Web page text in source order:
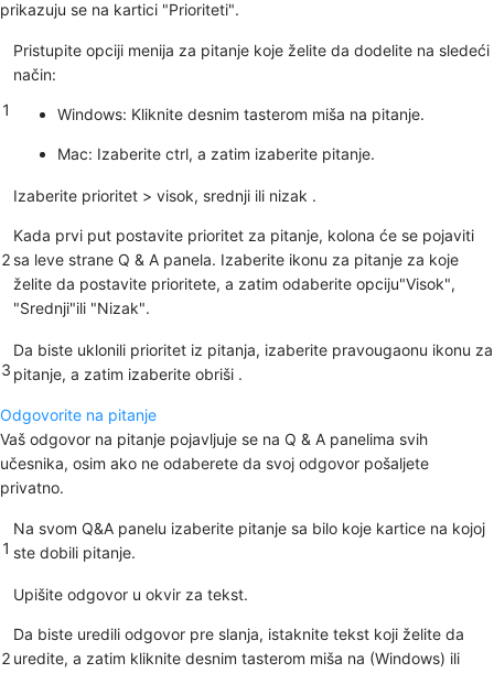
prikazuju se na kartici "Prioriteti".
1
Pristupite opciji menija za pitanje koje želite da dodelite na sledeći
način:
Windows: Kliknite desnim tasterom miša na pitanje.
Mac: Izaberite ctrl, a zatim izaberite pitanje.
2
Izaberite prioritet > visok, srednji ili nizak .
Kada prvi put postavite prioritet za pitanje, kolona će se pojaviti
sa leve strane Q & A panela. Izaberite ikonu za pitanje za koje
želite da postavite prioritete, a zatim odaberite opciju"Visok",
"Srednji"ili "Nizak".
3
Da biste uklonili prioritet iz pitanja, izaberite pravougaonu ikonu za
pitanje, a zatim izaberite obriši .
Odgovorite na pitanje
Vaš odgovor na pitanje pojavljuje se na Q & A panelima svih
učesnika, osim ako ne odaberete da svoj odgovor pošaljete
privatno.
1
Na svom Q&A panelu izaberite pitanje sa bilo koje kartice na kojoj
ste dobili pitanje.
2
Upišite odgovor u okvir za tekst.
Da biste uredili odgovor pre slanja, istaknite tekst koji želite da
uredite, a zatim kliknite desnim tasterom miša na (Windows) ili